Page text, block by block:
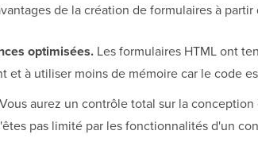
de la création de formulaires à
optimisées. Les formulaires HTML ont
et à utiliser moins de mémoire car le code
Vous aurez un contrôle total sur la
pas limité par les fonctionnalités d'un